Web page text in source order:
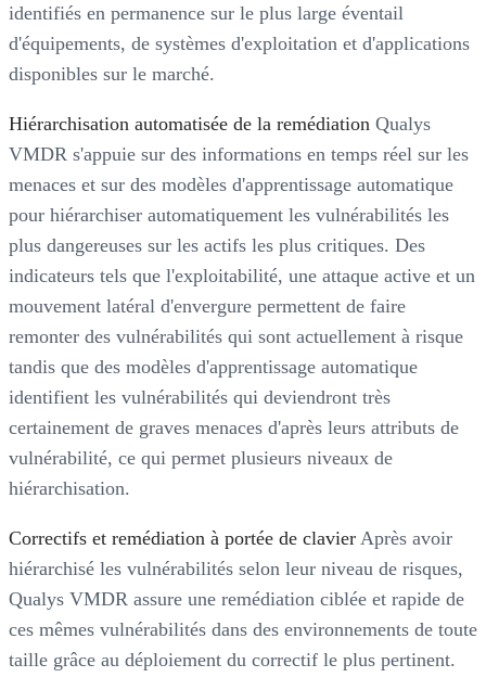
identifiés en permanence sur le plus large éventail
d'équipements, de systèmes d'exploitation et d'applications
disponibles sur le marché.
Hiérarchisation automatisée de la remédiation Qualys
VMDR s'appuie sur des informations en temps réel sur les
menaces et sur des modèles d'apprentissage automatique
pour hiérarchiser automatiquement les vulnérabilités les
plus dangereuses sur les actifs les plus critiques. Des
indicateurs tels que l'exploitabilité, une attaque active et un
mouvement latéral d'envergure permettent de faire
remonter des vulnérabilités qui sont actuellement à risque
tandis que des modèles d'apprentissage automatique
identifient les vulnérabilités qui deviendront très
certainement de graves menaces d'après leurs attributs de
vulnérabilité, ce qui permet plusieurs niveaux de
hiérarchisation.
Correctifs et remédiation à portée de clavier Après avoir
hiérarchisé les vulnérabilités selon leur niveau de risques,
Qualys VMDR assure une remédiation ciblée et rapide de
ces mêmes vulnérabilités dans des environnements de toute
taille grâce au déploiement du correctif le plus pertinent.